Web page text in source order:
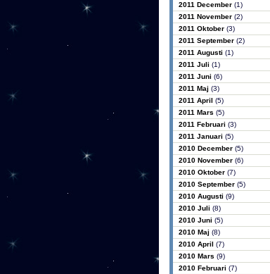
2011 December (1)
2011 November (2)
2011 Oktober (3)
2011 September (2)
2011 Augusti (1)
2011 Juli (1)
2011 Juni (6)
2011 Maj (3)
2011 April (5)
2011 Mars (5)
2011 Februari (3)
2011 Januari (5)
2010 December (5)
2010 November (6)
2010 Oktober (7)
2010 September (5)
2010 Augusti (9)
2010 Juli (8)
2010 Juni (5)
2010 Maj (8)
2010 April (7)
2010 Mars (9)
2010 Februari (7)